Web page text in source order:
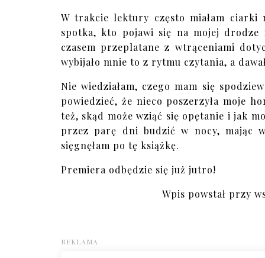
W trakcie lektury często miałam ciarki
spotka, kto pojawi się na mojej
czasem przeplatane z wtrąceniami
wybijało mnie to z rytmu czytania, a
Nie wiedziałam, czego mam się
powiedzieć, że nieco poszerzyła moje
też, skąd może wziąć się opętanie i jak
przez parę dni budzić w nocy, mając
sięgnęłam po tę książkę.
Premiera odbędzie się już jutro!
Wpis powstał przy